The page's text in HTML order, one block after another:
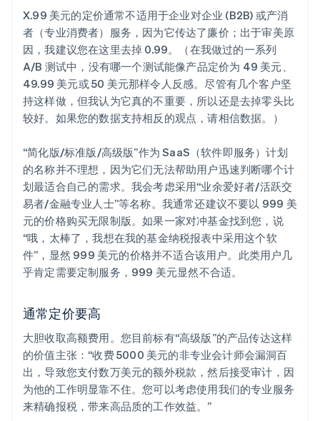
X.99 美元的定价通常不适用于企业对企业 (B2B) 或产消
者（专业消费者）服务，因为它传达了廉价；出于审美原
因，我建议您在这里去掉 0.99。（在我做过的一系列
A/B 测试中，没有哪一个测试能像产品定价为 49 美元、
49.99 美元或 50 美元那样令人反感。尽管有几个客户坚
持这样做，但我认为它真的不重要，所以还是去掉零头比
较好。如果您的数据支持相反的观点，请相信数据。）
“简化版/标准版/高级版”作为 SaaS（软件即服务）计划
的名称并不理想，因为它们无法帮助用户迅速判断哪个计
划最适合自己的需求。我会考虑采用“业余爱好者/活跃交
易者/金融专业人士”等名称。我通常还建议不要以 999 美
元的价格购买无限制版。如果一家对冲基金找到您，说
“哦，太棒了，我想在我的基金纳税报表中采用这个软
件”，显然 999 美元的价格并不适合该用户。此类用户几
乎肯定需要定制服务，999 美元显然不合适。
通常定价要高
大胆收取高额费用。您目前标有“高级版”的产品传达这样
的价值主张：“收费 5000 美元的非专业会计师会漏洞百
出，导致您支付数万美元的额外税款，然后接受审计，因
为他的工作明显靠不住。您可以考虑使用我们的专业服务
来精确报税，带来高品质的工作效益。”